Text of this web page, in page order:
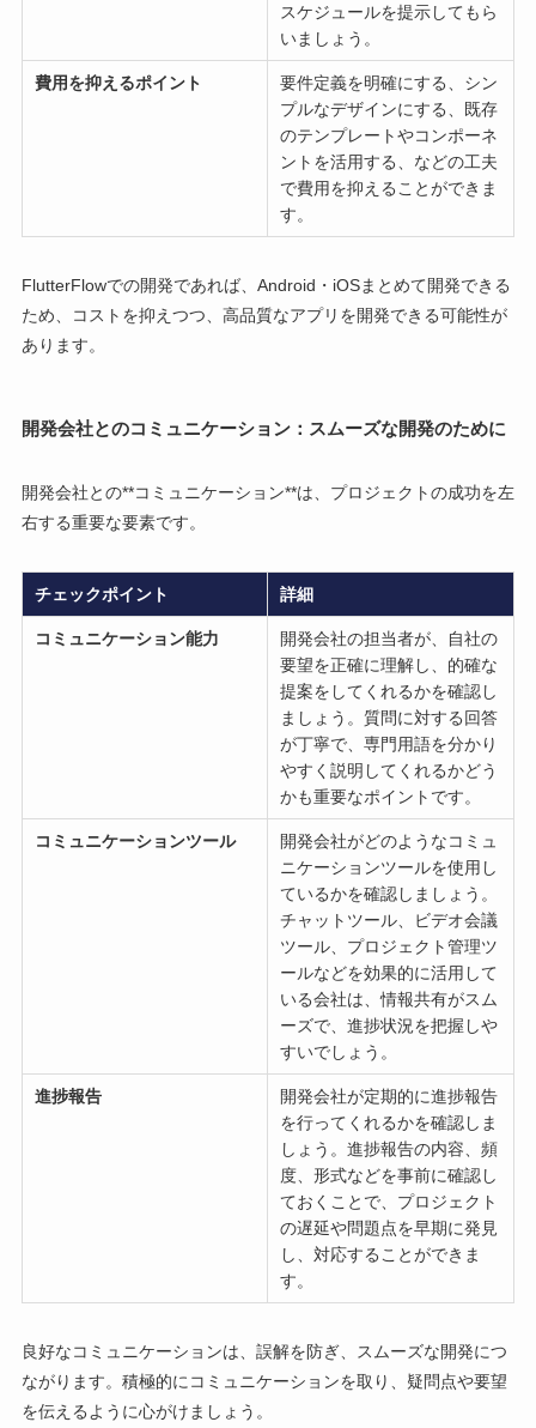
スケジュールを提示してもら
いましょう。
費用を抑えるポイント
要件定義を明確にする、シン
プルなデザインにする、既存
のテンプレートやコンポーネ
ントを活用する、などの工夫
で費用を抑えることができま
す。
FlutterFlowでの開発であれば、Android・iOSまとめて開発できる
ため、コストを抑えつつ、高品質なアプリを開発できる可能性が
あります。
開発会社とのコミュニケーション：スムーズな開発のために
開発会社との**コミュニケーション**は、プロジェクトの成功を左
右する重要な要素です。
チェックポイント 詳細
コミュニケーション能力
開発会社の担当者が、自社の
要望を正確に理解し、的確な
提案をしてくれるかを確認し
ましょう。質問に対する回答
が丁寧で、専門用語を分かり
やすく説明してくれるかどう
かも重要なポイントです。
コミュニケーションツール
開発会社がどのようなコミュ
ニケーションツールを使用し
ているかを確認しましょう。
チャットツール、ビデオ会議
ツール、プロジェクト管理ツ
ールなどを効果的に活用して
いる会社は、情報共有がスム
ーズで、進捗状況を把握しや
すいでしょう。
進捗報告
開発会社が定期的に進捗報告
を行ってくれるかを確認しま
しょう。進捗報告の内容、頻
度、形式などを事前に確認し
ておくことで、プロジェクト
の遅延や問題点を早期に発見
し、対応することができま
す。
良好なコミュニケーションは、誤解を防ぎ、スムーズな開発につ
ながります。積極的にコミュニケーションを取り、疑問点や要望
を伝えるように心がけましょう。